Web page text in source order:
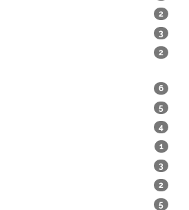
2
3
2
6
5
4
1
3
2
5